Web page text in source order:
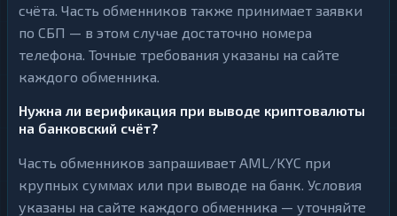
счёта. Часть обменников также принимает заявки
по СБП — в этом случае достаточно номера
телефона. Точные требования указаны на сайте
каждого обменника.
Нужна ли верификация при выводе криптовалюты
на банковский счёт?
Часть обменников запрашивает AML/KYC при
крупных суммах или при выводе на банк. Условия
указаны на сайте каждого обменника — уточняйте